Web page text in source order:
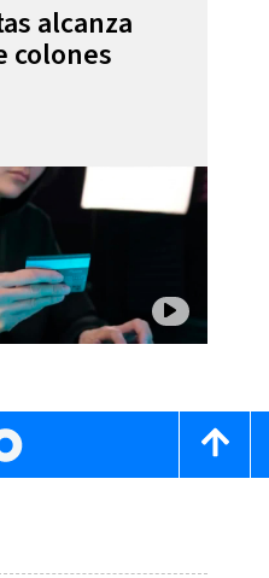
alcanza
colones